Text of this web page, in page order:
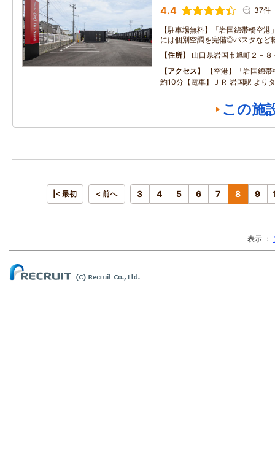
4.4 37件
【駐車場無料】「岩国錦帯橋空
には個別空調を完備◎パスタなど
住所
山口県岩国市旭町２－８
アクセス
【空港】「岩国錦
約10分【電車】ＪＲ 岩国駅 より
この施
|< 最初 < 前へ 3 4 5 6 7 8 9
表示 ：